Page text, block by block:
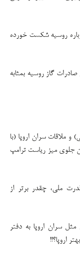
روسیه شکست خورده
گاز روسیه بمثابه
ملاقات سران اروپا (با
جلوی میز ریاست ترامپ
ملی، چقدر برتر از
سران اروپا به دفتر
اروپا؟!!